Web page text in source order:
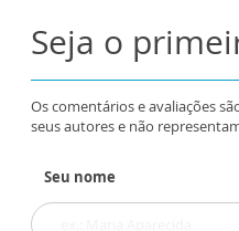
Seja o
Os comentários e avaliações
seus autores e não
Seu nome